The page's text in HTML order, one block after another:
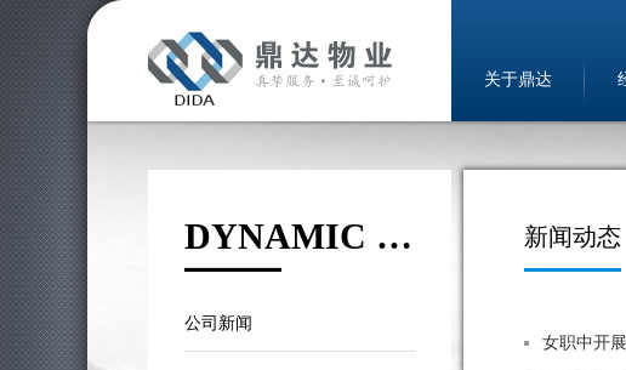
关于鼎达
DYNAMIC NEWS
公司新闻
新闻动态
女职中开